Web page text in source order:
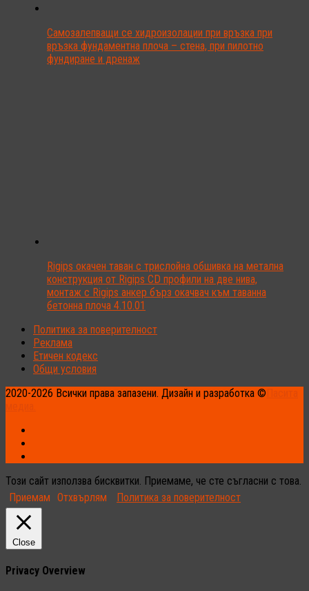
Самозалепващи се хидроизолации при връзка при
връзка фундаментна плоча – стена, при пилотно
фундиране и дренаж
Rigips окачен таван с трислойна обшивка на метална
конструкция от Rigips CD профили на две нива,
монтаж с Rigips анкер бърз окачвач към таванна
бетонна плоча 4.10.01
Политика за поверителност
Реклама
Етичен кодекс
Общи условия
2020-2026 Всички права запазени. Дизайн и разработка ©
Този сайт използва бисквитки. Приемаме, че сте съгласни с това.
Приемам Отхвърлям Политика за поверителност
Close
Privacy Overview